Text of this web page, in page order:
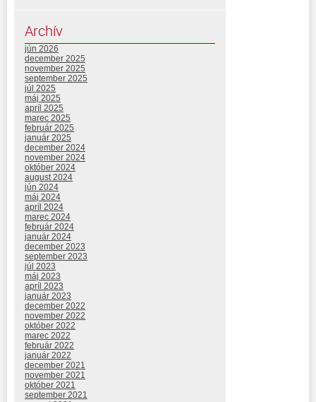
Archív
jún 2026
december 2025
november 2025
september 2025
júl 2025
máj 2025
apríl 2025
marec 2025
február 2025
január 2025
december 2024
november 2024
október 2024
august 2024
jún 2024
máj 2024
apríl 2024
marec 2024
február 2024
január 2024
december 2023
september 2023
júl 2023
máj 2023
apríl 2023
január 2023
december 2022
november 2022
október 2022
marec 2022
február 2022
január 2022
december 2021
november 2021
október 2021
september 2021